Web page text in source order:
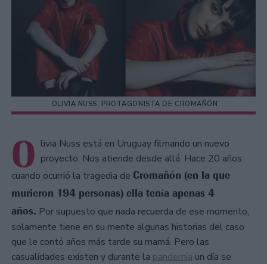
OLIVIA NUSS, PROTAGONISTA DE CROMAÑÓN.
O livia Nuss está en Uruguay filmando un nuevo
proyecto. Nos atiende desde allá. Hace 20 años
cuando ocurrió la tragedia de Cromañón (en la que
murieron 194 personas) ella tenía apenas 4
años. Por supuesto que nada recuerda de ese momento,
solamente tiene en su mente algunas historias del caso
que le contó años más tarde su mamá. Pero las
casualidades existen y durante la pandemia un día se